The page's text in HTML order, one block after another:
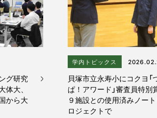
グ研究
大、
から大
学内トピックス
貝塚市立永寿小にコクヨ「
ぱ！アワード」審査員特
９施設との使用済みノー
ロジェクトで